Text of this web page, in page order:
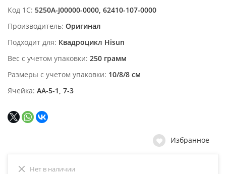
Код 1С 5250A-J00000-0000, 62410-107-0000
Производитель Оригинал
Подходит для Квадроцикл Hisun
Вес с учетом упаковки 250 грамм
Размеры с учетом упаковки 10/8/8 см
Ячейка АА-5-1, 7-3
Избранное
Нет в наличии